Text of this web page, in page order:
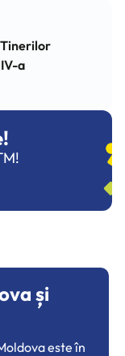
Tinerilor
a
și
este în